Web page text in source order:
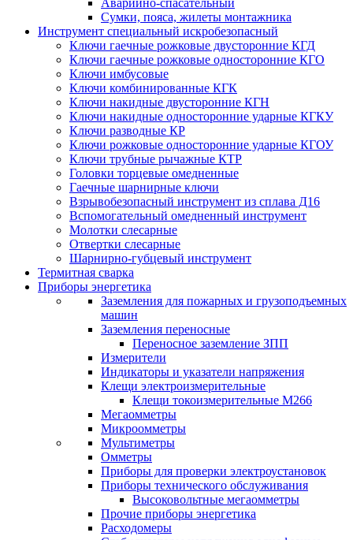
Аварийно-спасательный
Сумки, пояса, жилеты монтажника
Инструмент специальный искробезопасный
Ключи гаечные рожковые двусторонние КГД
Ключи гаечные рожковые односторонние КГО
Ключи имбусовые
Ключи комбинированные КГК
Ключи накидные двусторонние КГН
Ключи накидные односторонние ударные КГКУ
Ключи разводные КР
Ключи рожковые односторонние ударные КГОУ
Ключи трубные рычажные КТР
Головки торцевые омедненные
Гаечные шарнирные ключи
Взрывобезопасный инструмент из сплава Д16
Вспомогательный омедненный инструмент
Молотки слесарные
Отвертки слесарные
Шарнирно-губцевый инструмент
Термитная сварка
Приборы энергетика
Заземления для пожарных и грузоподъемных
машин
Заземления переносные
Переносное заземление ЗПП
Измерители
Индикаторы и указатели напряжения
Клещи электроизмерительные
Клещи токоизмерительные М266
Мегаомметры
Микроомметры
Мультиметры
Омметры
Приборы для проверки электроустановок
Приборы технического обслуживания
Высоковольтные мегаомметры
Прочие приборы энергетика
Расходомеры